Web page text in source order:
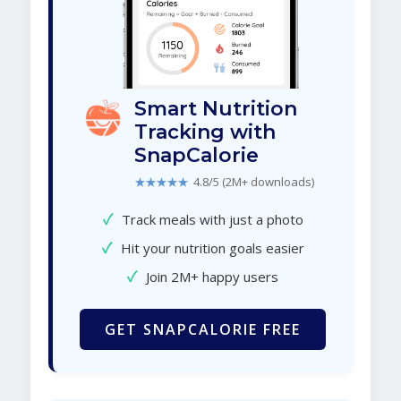
Smart Nutrition
Tracking with
SnapCalorie
★★★★★ 4.8/5 (2M+ downloads)
✓ Track meals with just a photo
✓ Hit your nutrition goals easier
✓ Join 2M+ happy users
GET SNAPCALORIE FREE